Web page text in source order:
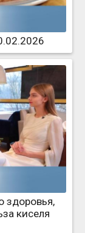
здоровья,
киселя